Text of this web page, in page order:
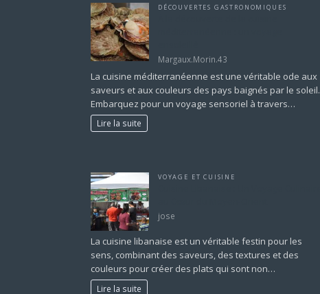
DÉCOUVERTES GASTRONOMIQUES
Margaux.Morin.43
La cuisine méditerranéenne est une véritable ode aux
saveurs et aux couleurs des pays baignés par le soleil.
Embarquez pour un voyage sensoriel à travers…
Lire la suite
VOYAGE ET CUISINE
jose
La cuisine libanaise est un véritable festin pour les
sens, combinant des saveurs, des textures et des
couleurs pour créer des plats qui sont non…
Lire la suite